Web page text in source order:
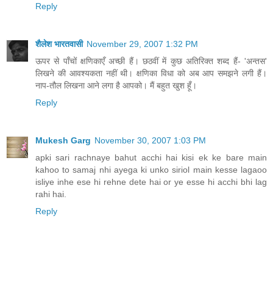
Reply
शैलेश भारतवासी November 29, 2007 1:32 PM
ऊपर से पाँचों क्षणिकाएँ अच्छी हैं। छठवीं में कुछ अतिरिक्त शब्द हैं- 'अन्तस'
लिखने की आवश्यकता नहीं थी। क्षणिका विधा को अब आप समझने लगी हैं।
नाप-तौल लिखना आने लगा है आपको। मैं बहुत खुश हूँ।
Reply
Mukesh Garg November 30, 2007 1:03 PM
apki sari rachnaye bahut acchi hai kisi ek ke bare main
kahoo to samaj nhi ayega ki unko siriol main kesse lagaoo
isliye inhe ese hi rehne dete hai or ye esse hi acchi bhi lag
rahi hai.
Reply